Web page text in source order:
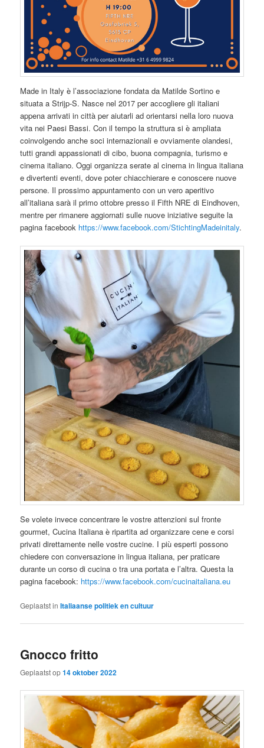
Made in Italy è l’associazione fondata da Matilde Sortino e
situata a Strijp-S. Nasce nel 2017 per accogliere gli italiani
appena arrivati in città per aiutarli ad orientarsi nella loro nuova
vita nei Paesi Bassi. Con il tempo la struttura si è ampliata
coinvolgendo anche soci internazionali e ovviamente olandesi,
tutti grandi appassionati di cibo, buona compagnia, turismo e
cinema italiano. Oggi organizza serate al cinema in lingua italiana
e divertenti eventi, dove poter chiacchierare e conoscere nuove
persone. Il prossimo appuntamento con un vero aperitivo
all’italiana sarà il primo ottobre presso il Fifth NRE di Eindhoven,
mentre per rimanere aggiornati sulle nuove iniziative seguite la
pagina facebook https://www.facebook.com/StichtingMadeinitaly.
Se volete invece concentrare le vostre attenzioni sul fronte
gourmet, Cucina Italiana è ripartita ad organizzare cene e corsi
privati direttamente nelle vostre cucine. I più esperti possono
chiedere con conversazione in lingua italiana, per praticare
durante un corso di cucina o tra una portata e l’altra. Questa la
pagina facebook: https://www.facebook.com/cucinaitaliana.eu
Geplaatst in Italiaanse politiek en cultuur
Gnocco fritto
Geplaatst op14 oktober 2022